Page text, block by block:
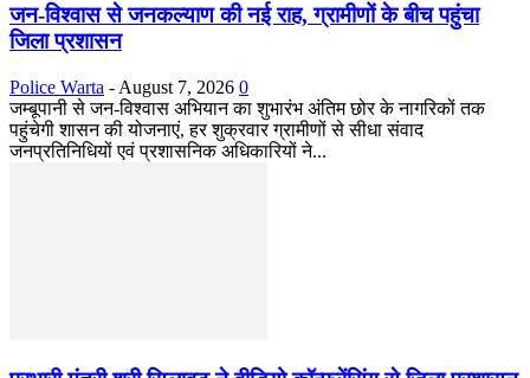
जन-विश्वास से जनकल्याण की नई राह, ग्रामीणों के बीच पहुंचा
जिला प्रशासन
Police Warta - August 7, 2026 0
जम्बूपानी से जन-विश्वास अभियान का शुभारंभ अंतिम छोर के नागरिकों तक
पहुंचेगी शासन की योजनाएं, हर शुक्रवार ग्रामीणों से सीधा संवाद
जनप्रतिनिधियों एवं प्रशासनिक अधिकारियों ने...